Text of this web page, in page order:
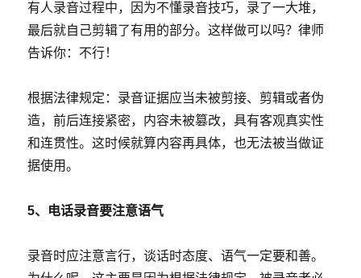
有人录音过程中，因为不懂录音技巧，录了一大堆，
最后就自己剪辑了有用的部分。这样做可以吗？律师
告诉你：不行！
根据法律规定：录音证据应当未被剪接、剪辑或者伪
造，前后连接紧密，内容未被篡改，具有客观真实性
和连贯性。这时候就算内容再具体，也无法被当做证
据使用。
5、电话录音要注意语气
录音时应注意言行，谈话时态度、语气一定要和善。